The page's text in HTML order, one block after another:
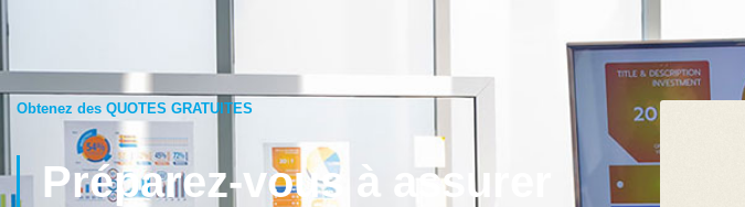
Obtenez des QUOTES GRATUITES
Préparez-vous à assurer